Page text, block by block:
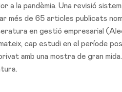
a la pandèmia. Una revisió
més de 65 articles publicats
en gestió empresarial
cap estudi en el període
amb una mostra de gran